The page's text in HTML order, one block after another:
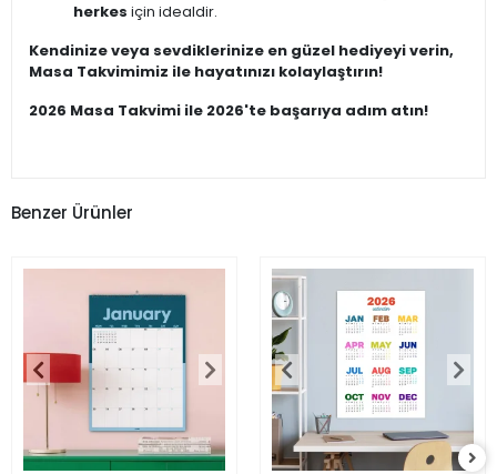
herkes için idealdir.
Kendinize veya sevdiklerinize en güzel hediyeyi verin,
Masa Takvimimiz ile hayatınızı kolaylaştırın!
2026 Masa Takvimi ile 2026'te başarıya adım atın!
Benzer Ürünler